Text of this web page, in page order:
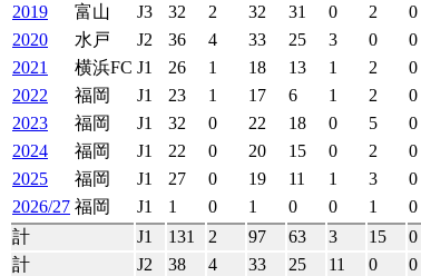
2019
富山 J3 32 2 32 31 0 2
0
2020
水戸 J2 36 4 33 25 3 0
0
2021
横浜FC J1 26 1 18 13 1 2
0
2022
福岡 J1 23 1 17 6 1 2
0
2023
福岡 J1 32 0 22 18 0 5
0
2024
福岡 J1 22 0 20 15 0 2
0
2025
福岡 J1 27 0 19 11 1 3
0
2026/27 福岡 J1 1 0 1 0 0 1
0
計
J1 131 2 97 63 3 15
0
計
J2 38 4 33 25 11 0
0